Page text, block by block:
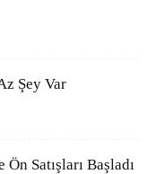
Şey Var
Satışları Başladı